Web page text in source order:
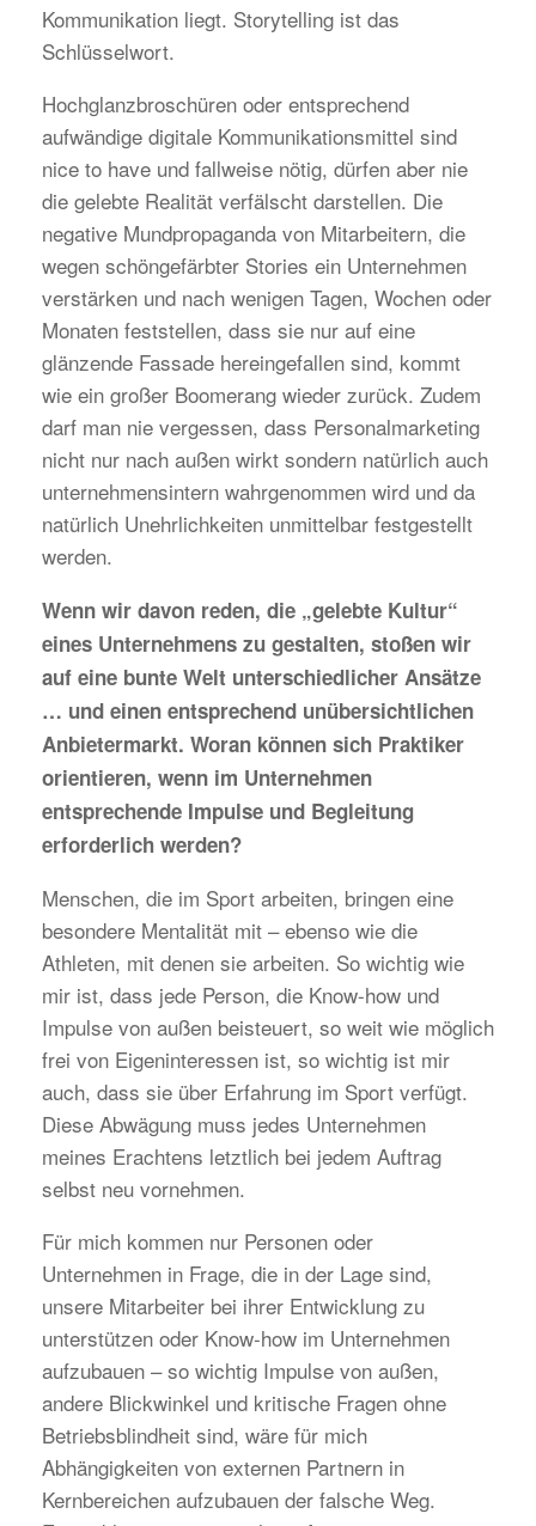
Kommunikation liegt. Storytelling ist das
Schlüsselwort.
Hochglanzbroschüren oder entsprechend
aufwändige digitale Kommunikationsmittel sind
nice to have und fallweise nötig, dürfen aber nie
die gelebte Realität verfälscht darstellen. Die
negative Mundpropaganda von Mitarbeitern, die
wegen schöngefärbter Stories ein Unternehmen
verstärken und nach wenigen Tagen, Wochen oder
Monaten feststellen, dass sie nur auf eine
glänzende Fassade hereingefallen sind, kommt
wie ein großer Boomerang wieder zurück. Zudem
darf man nie vergessen, dass Personalmarketing
nicht nur nach außen wirkt sondern natürlich auch
unternehmensintern wahrgenommen wird und da
natürlich Unehrlichkeiten unmittelbar festgestellt
werden.
Wenn wir davon reden, die „gelebte Kultur“
eines Unternehmens zu gestalten, stoßen wir
auf eine bunte Welt unterschiedlicher Ansätze
… und einen entsprechend unübersichtlichen
Anbietermarkt. Woran können sich Praktiker
orientieren, wenn im Unternehmen
entsprechende Impulse und Begleitung
erforderlich werden?
Menschen, die im Sport arbeiten, bringen eine
besondere Mentalität mit – ebenso wie die
Athleten, mit denen sie arbeiten. So wichtig wie
mir ist, dass jede Person, die Know-how und
Impulse von außen beisteuert, so weit wie möglich
frei von Eigeninteressen ist, so wichtig ist mir
auch, dass sie über Erfahrung im Sport verfügt.
Diese Abwägung muss jedes Unternehmen
meines Erachtens letztlich bei jedem Auftrag
selbst neu vornehmen.
Für mich kommen nur Personen oder
Unternehmen in Frage, die in der Lage sind,
unsere Mitarbeiter bei ihrer Entwicklung zu
unterstützen oder Know-how im Unternehmen
aufzubauen – so wichtig Impulse von außen,
andere Blickwinkel und kritische Fragen ohne
Betriebsblindheit sind, wäre für mich
Abhängigkeiten von externen Partnern in
Kernbereichen aufzubauen der falsche Weg.